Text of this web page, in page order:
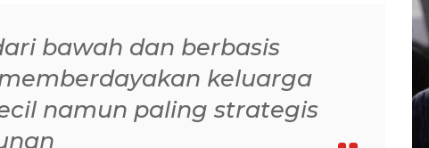
bawah dan berbasis
keluarga
namun paling strategis